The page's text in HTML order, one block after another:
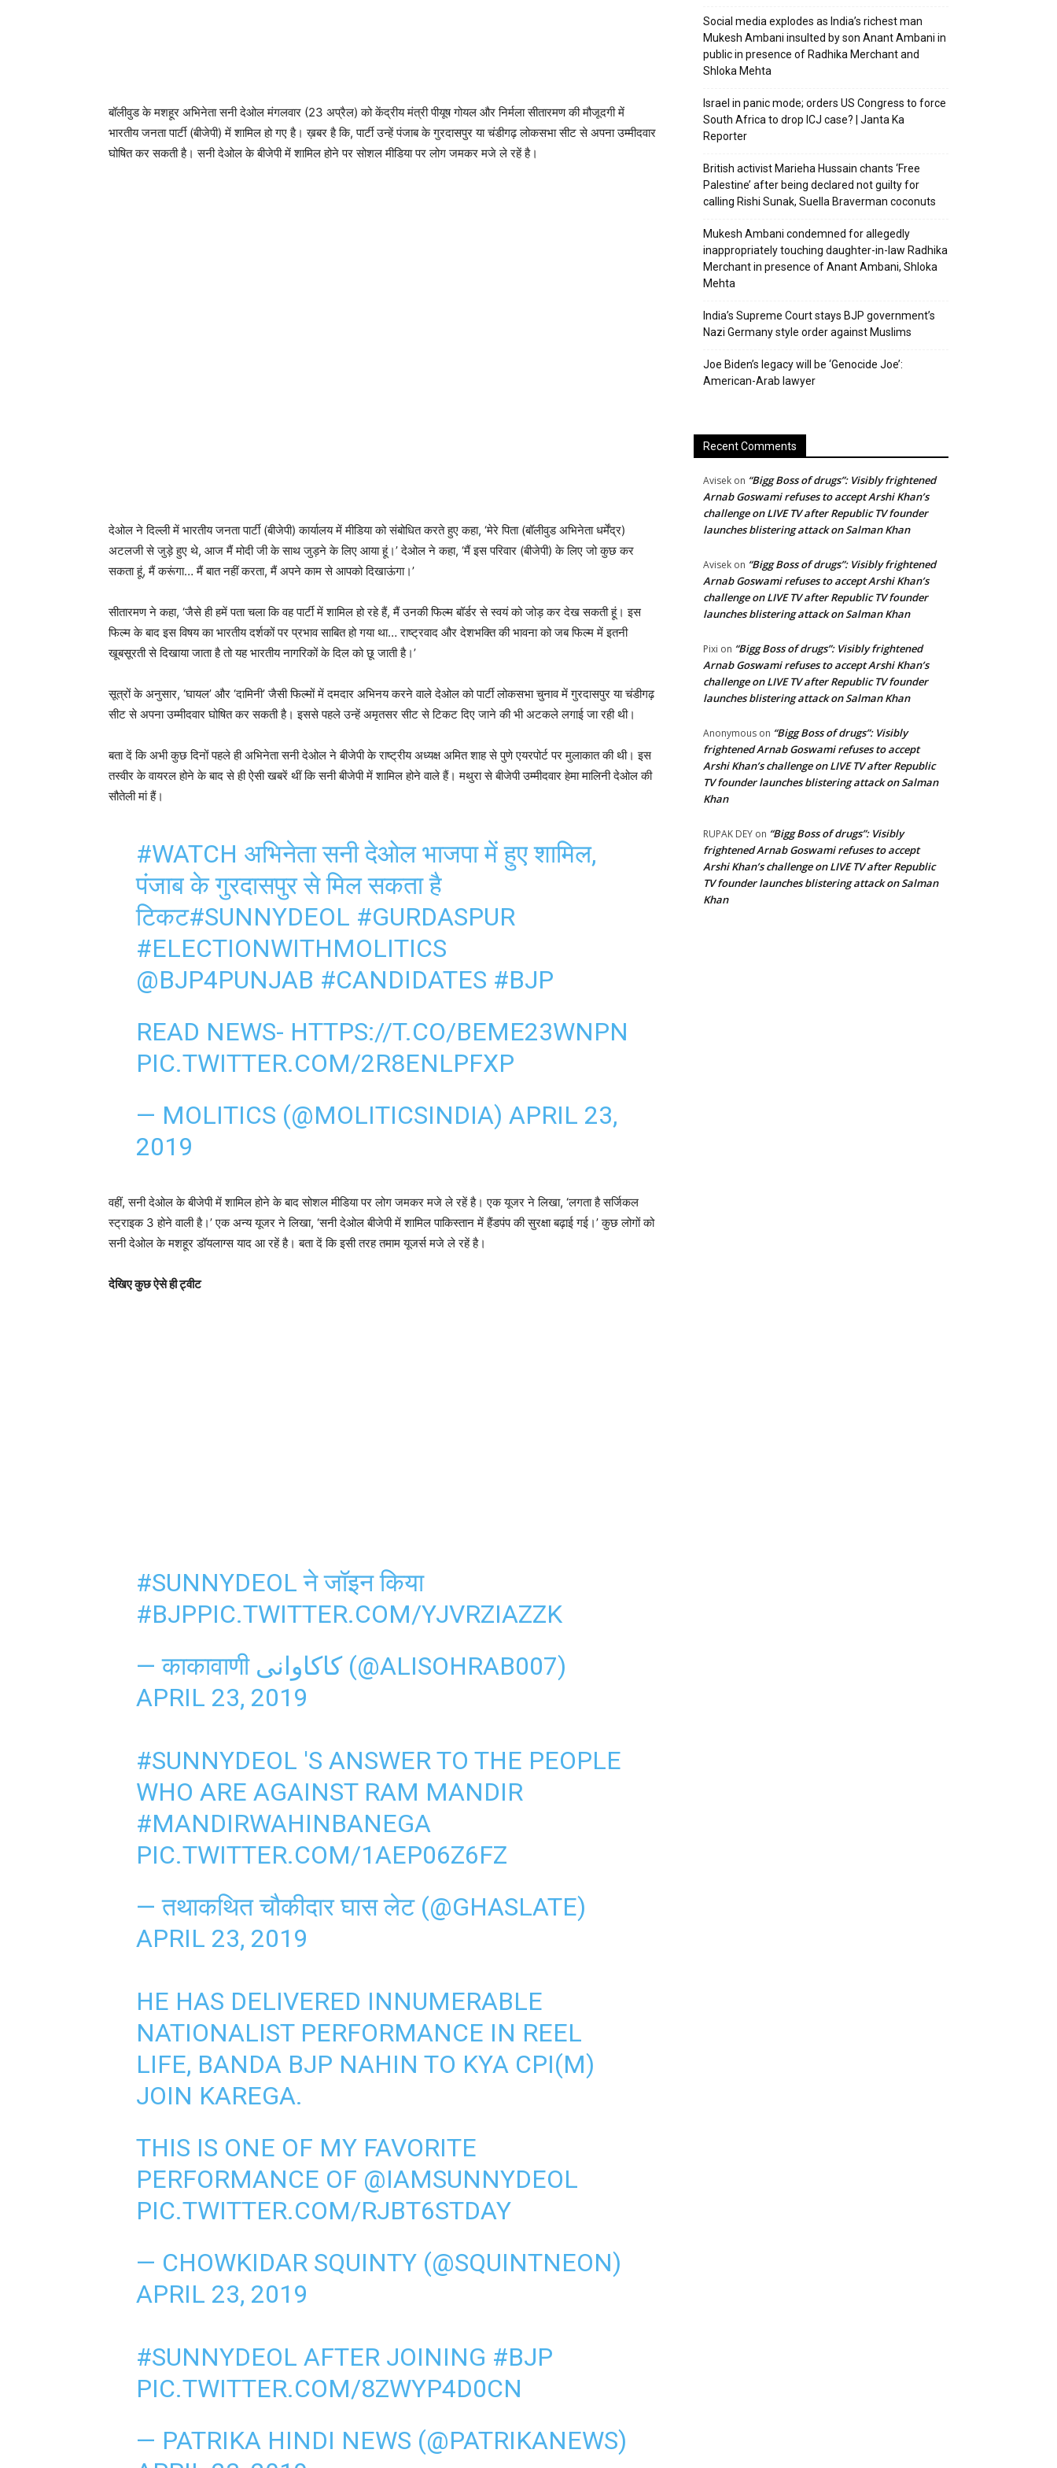
बॉलीवुड के मशहूर अभिनेता सनी देओल मंगलवार (23 अप्रैल) को केंद्रीय मंत्री पीयूष गोयल और निर्मला सीतारमण की मौजूदगी में
भारतीय जनता पार्टी (बीजेपी) में शामिल हो गए है। ख़बर है कि, पार्टी उन्हें पंजाब के गुरदासपुर या चंडीगढ़ लोकसभा सीट से अपना उम्मीदवार
घोषित कर सकती है। सनी देओल के बीजेपी में शामिल होने पर सोशल मीडिया पर लोग जमकर मजे ले रहें है।
देओल ने दिल्ली में भारतीय जनता पार्टी (बीजेपी) कार्यालय में मीडिया को संबोधित करते हुए कहा, ‘मेरे पिता (बॉलीवुड अभिनेता धर्मेंद्र)
अटलजी से जुड़े हुए थे, आज मैं मोदी जी के साथ जुड़ने के लिए आया हूं।’ देओल ने कहा, ‘मैं इस परिवार (बीजेपी) के लिए जो कुछ कर
सकता हूं, मैं करूंगा… मैं बात नहीं करता, मैं अपने काम से आपको दिखाऊंगा।’
सीतारमण ने कहा, ‘जैसे ही हमें पता चला कि वह पार्टी में शामिल हो रहे हैं, मैं उनकी फिल्म बॉर्डर से स्वयं को जोड़ कर देख सकती हूं। इस
फिल्म के बाद इस विषय का भारतीय दर्शकों पर प्रभाव साबित हो गया था… राष्ट्रवाद और देशभक्ति की भावना को जब फिल्म में इतनी
खूबसूरती से दिखाया जाता है तो यह भारतीय नागरिकों के दिल को छू जाती है।’
सूत्रों के अनुसार, ‘घायल’ और ‘दामिनी’ जैसी फिल्मों में दमदार अभिनय करने वाले देओल को पार्टी लोकसभा चुनाव में गुरदासपुर या चंडीगढ़
सीट से अपना उम्मीदवार घोषित कर सकती है। इससे पहले उन्हें अमृतसर सीट से टिकट दिए जाने की भी अटकले लगाई जा रही थी।
बता दें कि अभी कुछ दिनों पहले ही अभिनेता सनी देओल ने बीजेपी के राष्ट्रीय अध्यक्ष अमित शाह से पुणे एयरपोर्ट पर मुलाकात की थी। इस
तस्वीर के वायरल होने के बाद से ही ऐसी खबरें थीं कि सनी बीजेपी में शामिल होने वाले हैं। मथुरा से बीजेपी उम्मीदवार हेमा मालिनी देओल की
सौतेली मां हैं।
#WATCH अभिनेता सनी देओल भाजपा में हुए शामिल,
पंजाब के गुरदासपुर से मिल सकता है
टिकट#SUNNYDEOL #GURDASPUR
#ELECTIONWITHMOLITICS
@BJP4PUNJAB #CANDIDATES #BJP
READ NEWS- HTTPS://T.CO/BEME23WNPN
PIC.TWITTER.COM/2R8ENLPFXP
— MOLITICS (@MOLITICSINDIA) APRIL 23,
2019
वहीं, सनी देओल के बीजेपी में शामिल होने के बाद सोशल मीडिया पर लोग जमकर मजे ले रहें है। एक यूजर ने लिखा, ‘लगता है सर्जिकल
स्ट्राइक 3 होने वाली है।’ एक अन्य यूजर ने लिखा, ‘सनी देओल बीजेपी में शामिल पाकिस्तान में हैंडपंप की सुरक्षा बढ़ाई गई।’ कुछ लोगों को
सनी देओल के मशहूर डॉयलाग्स याद आ रहें है। बता दें कि इसी तरह तमाम यूजर्स मजे ले रहें है।
देखिए कुछ ऐसे ही ट्वीट
#SUNNYDEOL ने जॉइन किया
#BJPPIC.TWITTER.COM/YJVRZIAZZK
— काकावाणी کاکاوانی (@ALISOHRAB007)
APRIL 23, 2019
#SUNNYDEOL 'S ANSWER TO THE PEOPLE
WHO ARE AGAINST RAM MANDIR
#MANDIRWAHINBANEGA
PIC.TWITTER.COM/1AEP06Z6FZ
— तथाकथित चौकीदार घास लेट (@GHASLATE)
APRIL 23, 2019
HE HAS DELIVERED INNUMERABLE
NATIONALIST PERFORMANCE IN REEL
LIFE, BANDA BJP NAHIN TO KYA CPI(M)
JOIN KAREGA.
THIS IS ONE OF MY FAVORITE
PERFORMANCE OF @IAMSUNNYDEOL
PIC.TWITTER.COM/RJBT6STDAY
— CHOWKIDAR SQUINTY (@SQUINTNEON)
APRIL 23, 2019
#SUNNYDEOL AFTER JOINING #BJP
PIC.TWITTER.COM/8ZWYP4D0CN
— PATRIKA HINDI NEWS (@PATRIKANEWS)
Social media explodes as India’s richest man
Mukesh Ambani insulted by son Anant Ambani in
public in presence of Radhika Merchant and
Shloka Mehta
Israel in panic mode; orders US Congress to force
South Africa to drop ICJ case? | Janta Ka
Reporter
British activist Marieha Hussain chants ‘Free
Palestine’ after being declared not guilty for
calling Rishi Sunak, Suella Braverman coconuts
Mukesh Ambani condemned for allegedly
inappropriately touching daughter-in-law Radhika
Merchant in presence of Anant Ambani, Shloka
Mehta
India’s Supreme Court stays BJP government’s
Nazi Germany style order against Muslims
Joe Biden’s legacy will be ‘Genocide Joe’:
American-Arab lawyer
Recent Comments
Avisek on “Bigg Boss of drugs”: Visibly frightened
Arnab Goswami refuses to accept Arshi Khan’s
challenge on LIVE TV after Republic TV founder
launches blistering attack on Salman Khan
Avisek on “Bigg Boss of drugs”: Visibly frightened
Arnab Goswami refuses to accept Arshi Khan’s
challenge on LIVE TV after Republic TV founder
launches blistering attack on Salman Khan
Pixi on “Bigg Boss of drugs”: Visibly frightened
Arnab Goswami refuses to accept Arshi Khan’s
challenge on LIVE TV after Republic TV founder
launches blistering attack on Salman Khan
Anonymous on “Bigg Boss of drugs”: Visibly
frightened Arnab Goswami refuses to accept
Arshi Khan’s challenge on LIVE TV after Republic
TV founder launches blistering attack on Salman
Khan
RUPAK DEY on “Bigg Boss of drugs”: Visibly
frightened Arnab Goswami refuses to accept
Arshi Khan’s challenge on LIVE TV after Republic
TV founder launches blistering attack on Salman
Khan